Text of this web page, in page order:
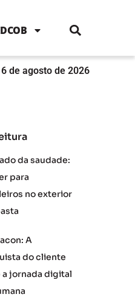
t
e
b
n
g
a
m
de agosto de 2026
da saudade:
para
no exterior
A
do cliente
a jornada digital